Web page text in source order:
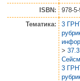
ISBN:
978-
Тематика:
3
>
3